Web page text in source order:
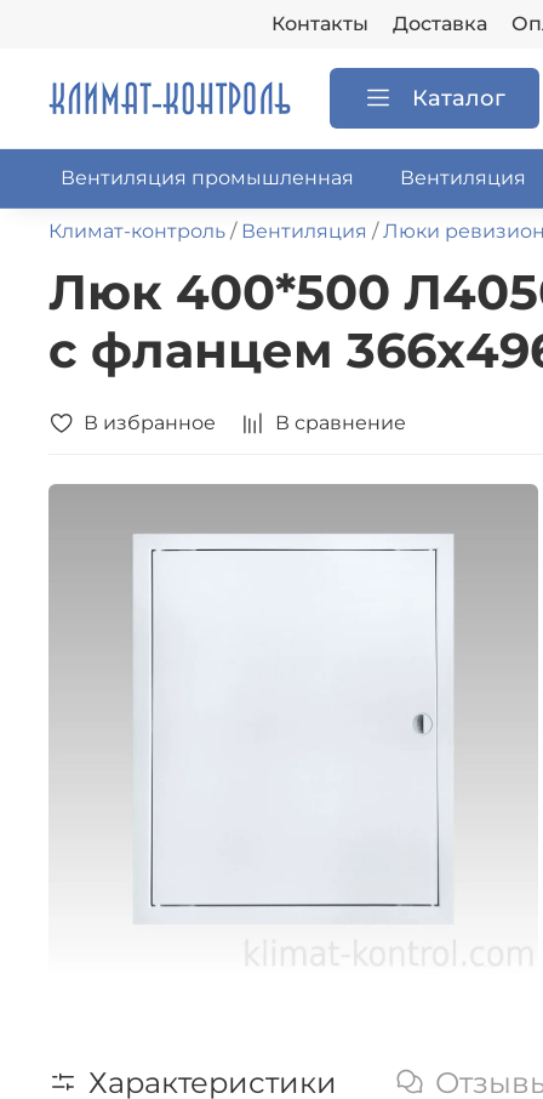
Контакты Доставка
Каталог
Вентиляция промышленная Вентиляция
Климат-контроль Вентиляция Люки
Люк 400*500
с фланцем
В избранное В сравнение
Характеристики